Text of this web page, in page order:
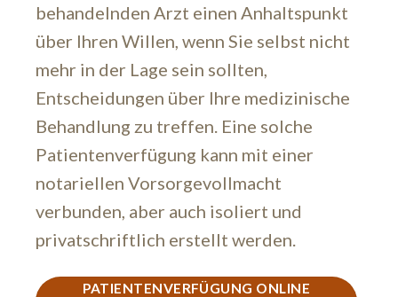
behandelnden Arzt einen Anhaltspunkt
über Ihren Willen, wenn Sie selbst nicht
mehr in der Lage sein sollten,
Entscheidungen über Ihre medizinische
Behandlung zu treffen. Eine solche
Patientenverfügung kann mit einer
notariellen Vorsorgevollmacht
verbunden, aber auch isoliert und
privatschriftlich erstellt werden.
PATIENTENVERFÜGUNG ONLINE